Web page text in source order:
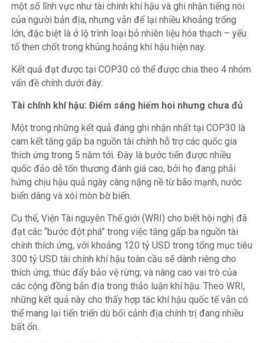
một số lĩnh vực như tài chính khí hậu và ghi nhận tiếng nói
của người bản địa, nhưng vẫn để lại nhiều khoảng trống
lớn, đặc biệt là ở lộ trình loại bỏ nhiên liệu hóa thạch – yếu
tố then chốt trong khủng hoảng khí hậu hiện nay.
Kết quả đạt được tại COP30 có thể được chia theo 4 nhóm
vấn đề chính dưới đây:
Tài chính khí hậu: Điểm sáng hiếm hoi nhưng chưa đủ
Một trong những kết quả đáng ghi nhận nhất tại COP30 là
cam kết tăng gấp ba nguồn tài chính hỗ trợ các quốc gia
thích ứng trong 5 năm tới. Đây là bước tiến được nhiều
quốc đảo dễ tổn thương đánh giá cao, bởi họ đang phải
hứng chịu hậu quả ngày càng nặng nề từ bão mạnh, nước
biển dâng và xói mòn bờ biển.
Cụ thể, Viện Tài nguyên Thế giới (WRI) cho biết hội nghị đã
đạt các “bước đột phá” trong việc tăng gấp ba nguồn tài
chính thích ứng, với khoảng 120 tỷ USD trong tổng mục tiêu
300 tỷ USD tài chính khí hậu toàn cầu sẽ dành riêng cho
thích ứng; thúc đẩy bảo vệ rừng; và nâng cao vai trò của
các cộng đồng bản địa trong thảo luận khí hậu. Theo WRI,
những kết quả này cho thấy hợp tác khí hậu quốc tế vẫn có
thể mang lại tiến triển dù bối cảnh địa chính trị đang nhiều
bất ổn.